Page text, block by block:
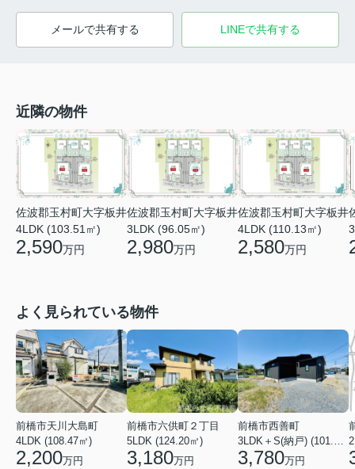
メールで共有する LINEで共有する
近隣の物件
佐波郡玉村町大字板井
4LDK (103.51㎡)
2,590万円
佐波郡玉村町大字板井
3LDK (96.05㎡)
2,980万円
佐波郡玉村町大字板井
4LDK (110.13㎡)
2,580万円
よく見られている物件
前橋市天川大島町
4LDK (108.47㎡)
2,200万円
前橋市六供町２丁目
5LDK (124.20㎡)
3,180万円
前橋市西善町
3,780万円